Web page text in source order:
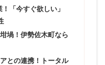
「今すぐ欲しい」
堝！伊勢佐木町なら
との連携！トータル